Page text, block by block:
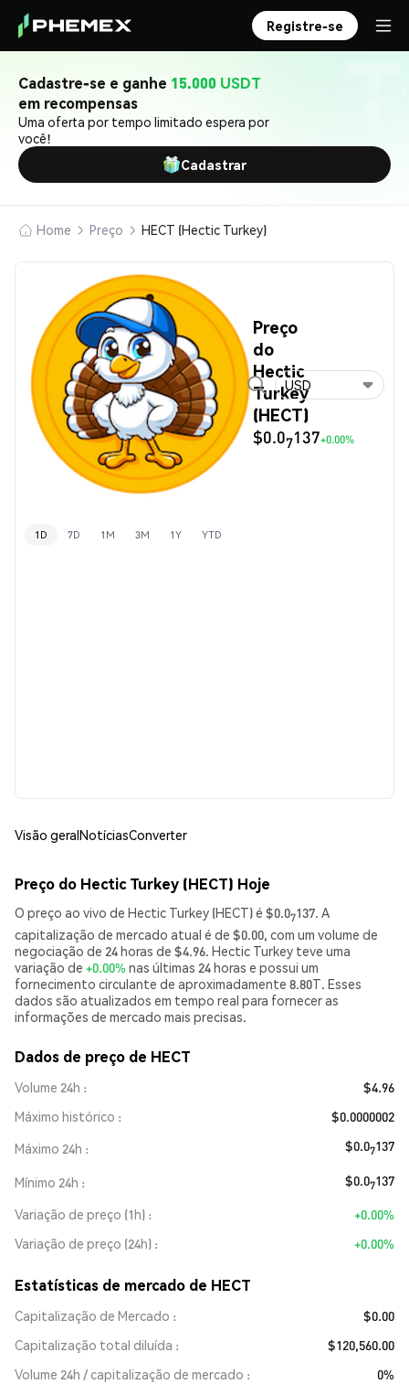
Registre-se
Cadastre-se e ganhe 15.000 USDT
em recompensas
Uma oferta por tempo limitado espera por
você!
Cadastrar
Home Preço HECT (Hectic Turkey)
Preço
do
Hectic
Turkey
(HECT)
$0.07137+0.00%
USD
1D 7D 1M 3M 1Y YTD
Visão geralNotíciasConverter
Preço do Hectic Turkey (HECT) Hoje
O preço ao vivo de Hectic Turkey (HECT) é $0.07137. A
capitalização de mercado atual é de $0.00, com um volume de
negociação de 24 horas de $4.96. Hectic Turkey teve uma
variação de +0.00% nas últimas 24 horas e possui um
fornecimento circulante de aproximadamente 8.80T. Esses
dados são atualizados em tempo real para fornecer as
informações de mercado mais precisas.
Dados de preço de HECT
Volume 24h
$4.96
Máximo histórico
$0.0000002
Máximo 24h
$0.07137
Mínimo 24h $0.07137
Variação de preço (1h)
+0.00%
Variação de preço (24h)
+0.00%
Estatísticas de mercado de HECT
Capitalização de Mercado
$0.00
Capitalização total diluída
$120,560.00
Volume 24h / capitalização de mercado
0%